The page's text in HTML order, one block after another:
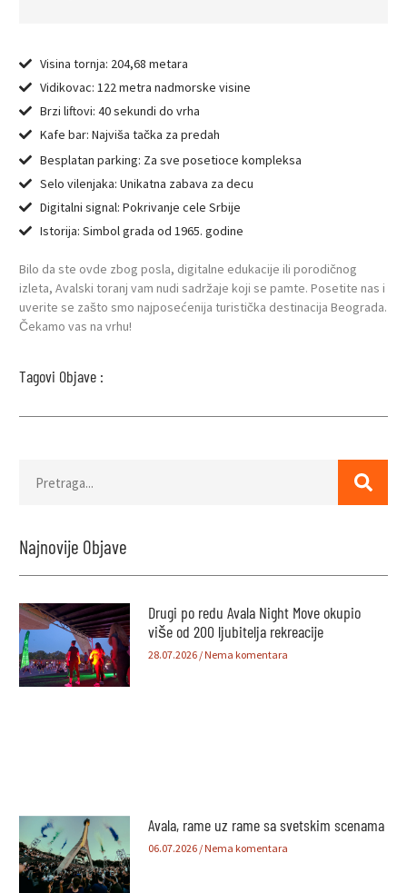
Visina tornja: 204,68 metara
Vidikovac: 122 metra nadmorske visine
Brzi liftovi: 40 sekundi do vrha
Kafe bar: Najviša tačka za predah
Besplatan parking: Za sve posetioce kompleksa
Selo vilenjaka: Unikatna zabava za decu
Digitalni signal: Pokrivanje cele Srbije
Istorija: Simbol grada od 1965. godine
Bilo da ste ovde zbog posla, digitalne edukacije ili porodičnog
izleta, Avalski toranj vam nudi sadržaje koji se pamte. Posetite nas i
uverite se zašto smo najposećenija turistička destinacija Beograda.
Čekamo vas na vrhu!
Tagovi Objave :
Najnovije Objave
Drugi po redu Avala Night Move okupio
više od 200 ljubitelja rekreacije
28.07.2026 Nema komentara
Avala, rame uz rame sa svetskim scenama
06.07.2026 Nema komentara